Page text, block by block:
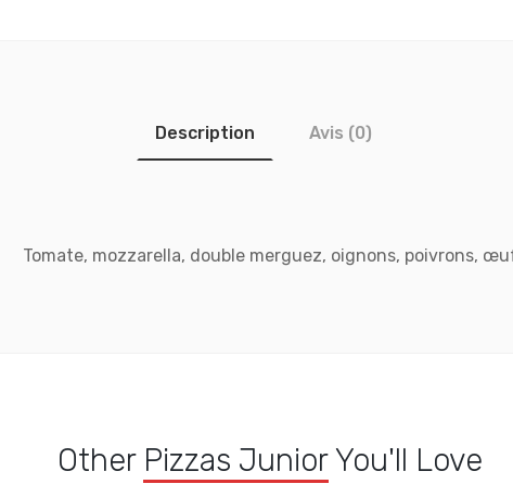
Description Avis (0)
Tomate, mozzarella, double merguez, oignons, poivrons,
Other Pizzas Junior You'll Love